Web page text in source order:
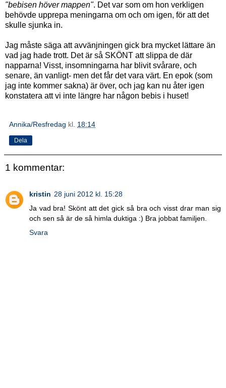
"bebisen höver mappen". Det var som om hon verkligen
behövde upprepa meningarna om och om igen, för att det
skulle sjunka in.
Jag måste säga att avvänjningen gick bra mycket lättare än
vad jag hade trott. Det är så SKÖNT att slippa de där
napparna! Visst, insomningarna har blivit svårare, och
senare, än vanligt- men det får det vara värt. En epok (som
jag inte kommer sakna) är över, och jag kan nu åter igen
konstatera att vi inte längre har någon bebis i huset!
Annika/Resfredag kl. 18:14
Dela
1 kommentar:
kristin 28 juni 2012 kl. 15:28
Ja vad bra! Skönt att det gick så bra och visst drar man sig
och sen så är de så himla duktiga :) Bra jobbat familjen.
Svara